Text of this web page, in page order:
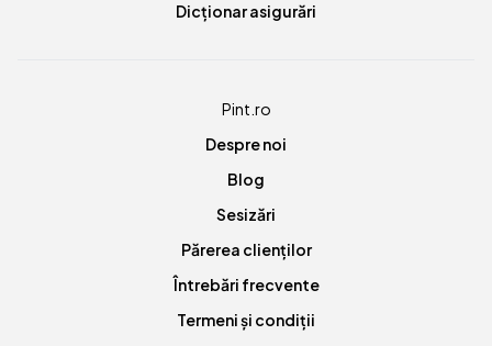
Dicționar asigurări
Pint.ro
Despre noi
Blog
Sesizări
Părerea clienților
Întrebări frecvente
Termeni și condiții